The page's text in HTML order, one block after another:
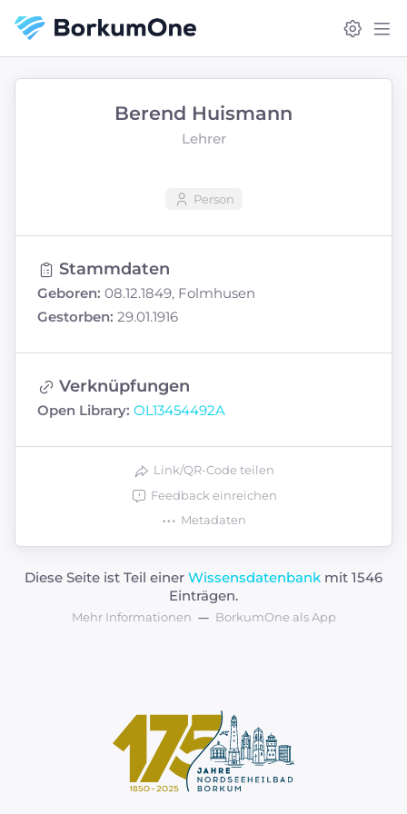
Berend Huismann
Lehrer
Person
Stammdaten
Geboren: 08.12.1849, Folmhusen
Gestorben: 29.01.1916
Verknüpfungen
Open Library: OL13454492A
Link/QR-Code teilen
Feedback einreichen
Metadaten
Diese Seite ist Teil einer Wissensdatenbank mit 1546
Einträgen.
Mehr Informationen BorkumOne als App